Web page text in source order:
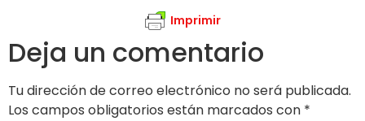
Imprimir
Deja un comentario
Tu dirección de correo electrónico no será publicada.
Los campos obligatorios están marcados con *